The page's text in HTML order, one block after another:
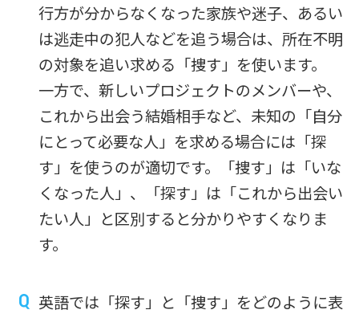
行方が分からなくなった家族や迷子、あるい
は逃走中の犯人などを追う場合は、所在不明
の対象を追い求める「捜す」を使います。
一方で、新しいプロジェクトのメンバーや、
これから出会う結婚相手など、未知の「自分
にとって必要な人」を求める場合には「探
す」を使うのが適切です。「捜す」は「いな
くなった人」、「探す」は「これから出会い
たい人」と区別すると分かりやすくなりま
す。
英語では「探す」と「捜す」をどのように表